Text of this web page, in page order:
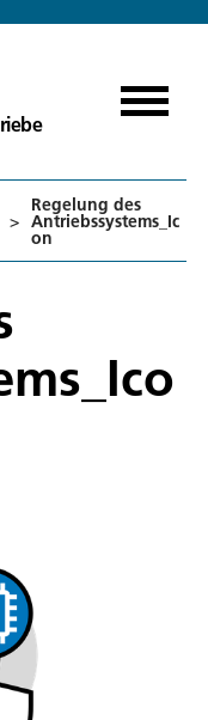
>
Regelung des
Antriebssystems_Ic
on